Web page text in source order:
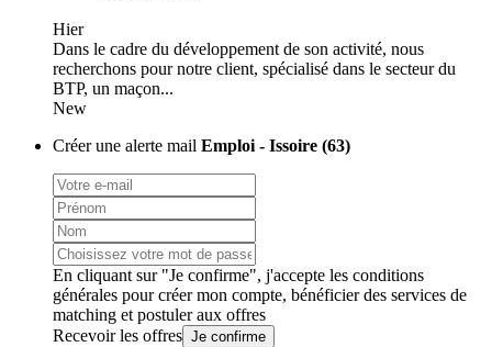
Hier
Dans le cadre du développement de son activité, nous
recherchons pour notre client, spécialisé dans le secteur du
BTP, un maçon...
New
Créer une alerte mail Emploi - Issoire (63)
En cliquant sur "Je confirme", j'accepte les conditions
générales pour créer mon compte, bénéficier des services de
matching et postuler aux offres
Recevoir les offres Je confirme